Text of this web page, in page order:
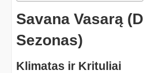
Savana Vasarą
Sezonas)
Klimatas ir Krituliai